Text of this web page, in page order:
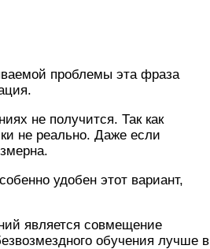
проблемы эта фраза
не получится. Так как
не реально. Даже если
удобен этот вариант,
является совмещение
обучения лучше в